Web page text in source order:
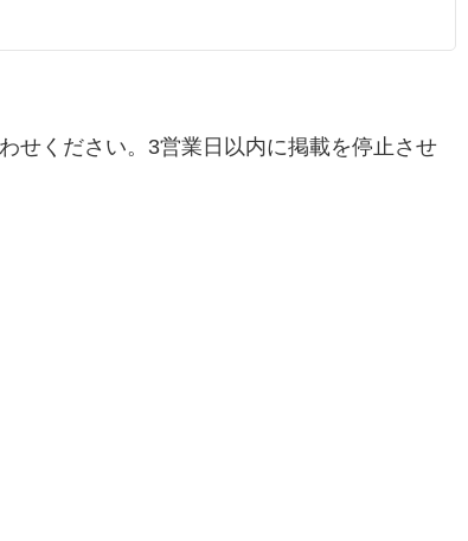
せください。3営業日以内に掲載を停止させ